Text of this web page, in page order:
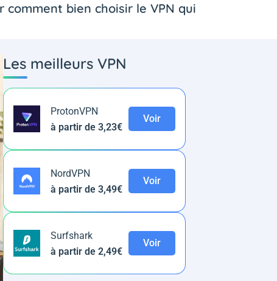
bien choisir le VPN qui
Les meilleurs VPN
ProtonVPN
à partir de 3,23€
Voir
NordVPN
à partir de 3,49€
Voir
Surfshark
à partir de 2,49€
Voir